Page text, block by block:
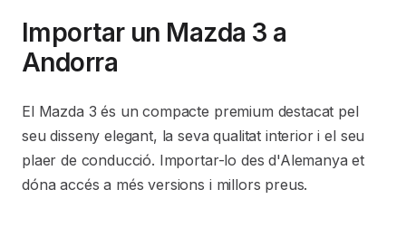
Importar un Mazda 3 a
Andorra
El Mazda 3 és un compacte premium destacat pel
seu disseny elegant, la seva qualitat interior i el seu
plaer de conducció. Importar-lo des d'Alemanya et
dóna accés a més versions i millors preus.